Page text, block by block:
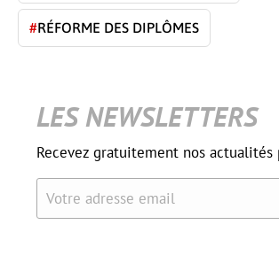
#RÉFORME DES DIPLÔMES
LES NEWSLETTERS
Recevez gratuitement nos actualités
Votre adresse email